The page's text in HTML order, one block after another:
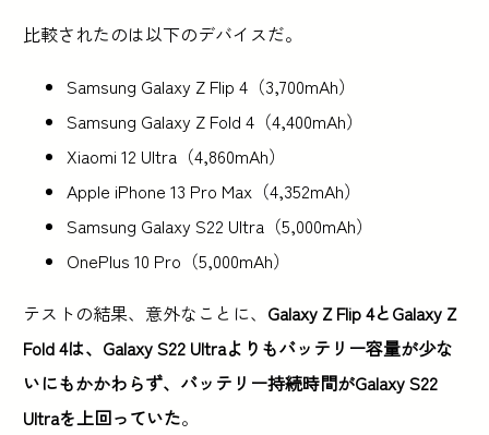
比較されたのは以下のデバイスだ。
Samsung Galaxy Z Flip 4（3,700mAh）
Samsung Galaxy Z Fold 4（4,400mAh）
Xiaomi 12 Ultra（4,860mAh）
Apple iPhone 13 Pro Max（4,352mAh）
Samsung Galaxy S22 Ultra（5,000mAh）
OnePlus 10 Pro（5,000mAh）
テストの結果、意外なことに、 Galaxy Z Flip 4とGalaxy Z
Fold 4は、Galaxy S22 Ultraよりもバッテリー容量が少な
いにもかかわらず、バッテリー持続時間がGalaxy S22
Ultraを上回っていた。